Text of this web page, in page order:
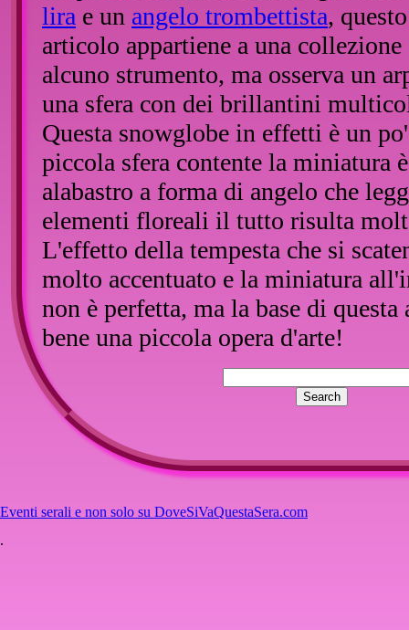
lira e un angelo trombettista,
articolo appartiene a una collezione
alcuno strumento, ma osserva un
una sfera con dei brillantini
Questa snowglobe in effetti è un
piccola sfera contente la miniatura
alabastro a forma di angelo che
elementi floreali il tutto risulta
L'effetto della tempesta che si
molto accentuato e la miniatura
non è perfetta, ma la base di
bene una piccola opera d'arte!
La tempesta di brillantini è visibile
dell'articolo.
Eventi serali e non solo su DoveSiVaQuestaSera.com
.